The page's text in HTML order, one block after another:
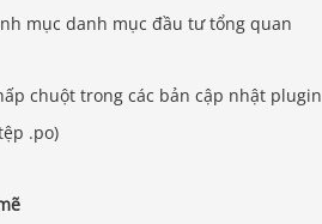
mục danh mục đầu tư tổng quan
chuột trong các bản cập nhật plugin
.po)